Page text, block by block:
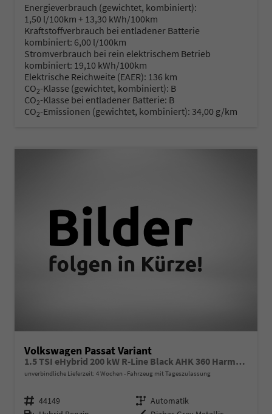
Energieverbrauch (gewichtet, kombiniert):
1,50 l/100km + 13,30 kWh/100km
Kraftstoffverbrauch bei entladener Batterie
kombiniert: 6,00 l/100km
Stromverbrauch bei rein elektrischem Betrieb
kombiniert: 19,10 kWh/100km
Elektrische Reichweite (EAER): 136 km
CO2-Klasse (gewichtet, kombiniert): B
CO2-Klasse bei entladener Batterie: B
CO2-Emissionen (gewichtet, kombiniert): 34,00 g/km
Volkswagen Passat Variant
1.5 TSI eHybrid 200 kW R-Line Black AHK 360 Harmann
unverbindliche Lieferzeit: 4 Wochen Fahrzeug mit Tageszulassung
Fahrzeugnr. 44149 Getriebe Automatik